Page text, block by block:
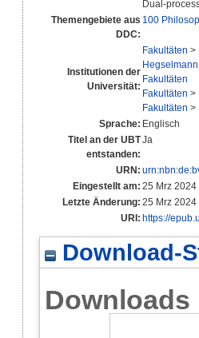
Dual-
Themengebiete aus
DDC:
100
Institutionen der
Universität:
Fakultäten >
Hegselmann
Fakultäten
Fakultäten >
Fakultäten >
Sprache: Englisch
Titel an der UBT
entstanden:
Ja
URN:
Eingestellt am: 25 Mrz 2024
Letzte Änderung: 25 Mrz 2024
URI: https://
Download-
Downloads